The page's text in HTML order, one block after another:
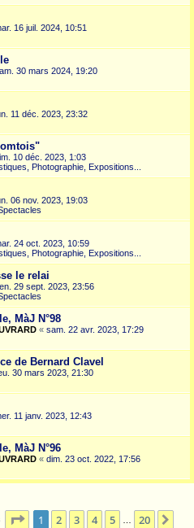
16 juil. 2024, 10:51
30 mars 2024, 19:20
11 déc. 2023, 23:32
10 déc. 2023, 1:03
Photographie, Expositions...
06 nov. 2023, 19:03
24 oct. 2023, 10:59
Photographie, Expositions...
le relai
29 sept. 2023, 23:56
MàJ N°98
« sam. 22 avr. 2023, 17:29
de Bernard Clavel
30 mars 2023, 21:30
11 janv. 2023, 12:43
MàJ N°96
« dim. 23 oct. 2022, 17:56
Page 1sur20
1 2 3 4 5 20